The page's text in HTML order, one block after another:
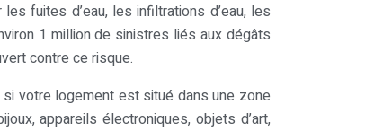
fuites d’eau, les infiltrations d’eau, les
1 million de sinistres liés aux dégâts
contre ce risque.
votre logement est situé dans une zone
appareils électroniques, objets d’art,